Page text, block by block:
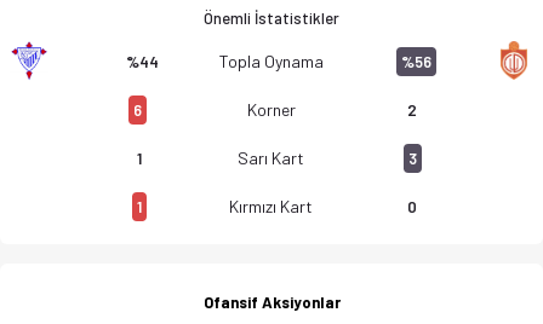
Önemli İstatistikler
%44 Topla Oynama %56
6 Korner 2
1 Sarı Kart 3
1 Kırmızı Kart 0
Ofansif Aksiyonlar